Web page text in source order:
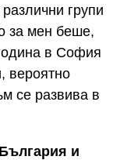
групи
за мен беше,
в София
вероятно
се развива в
и